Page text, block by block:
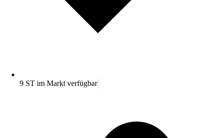
9 ST im Markt verfügbar